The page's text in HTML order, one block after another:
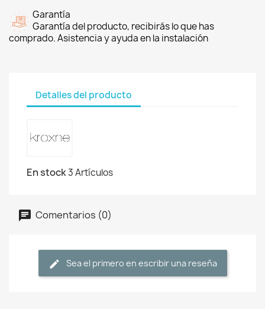
Garantía
Garantía del producto, recibirás lo que has
comprado. Asistencia y ayuda en la instalación
Detalles del producto
En stock3 Artículos
Comentarios (0)
Sea el primero en escribir una reseña